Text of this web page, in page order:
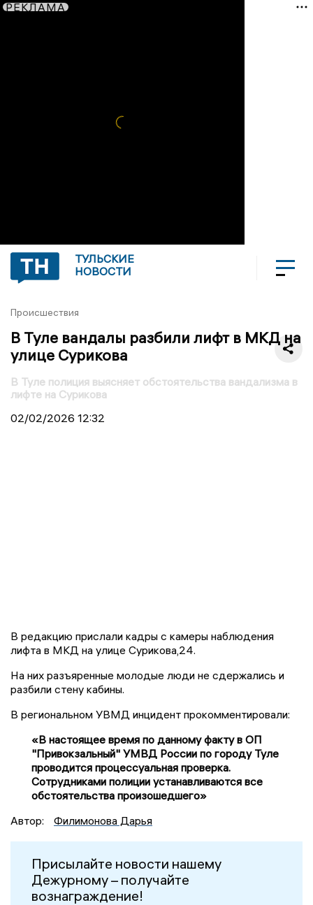
РЕКЛАМА
ТУЛЬСКИЕ
НОВОСТИ
Происшествия
В Туле вандалы разбили лифт в МКД на
улице Сурикова
В Туле полиция выясняет обстоятельства вандализма в
лифте на Сурикова
02/02/2026 12:32
В редакцию прислали кадры с камеры наблюдения
лифта в МКД на улице Сурикова,24.
На них разъяренные молодые люди не сдержались и
разбили стену кабины.
В региональном УВМД инцидент прокомментировали:
«В настоящее время по данному факту в ОП
"Привокзальный" УМВД России по городу Туле
проводится процессуальная проверка.
Сотрудниками полиции устанавливаются все
обстоятельства произошедшего»
Автор:
Филимонова Дарья
Присылайте новости нашему
Дежурному – получайте
вознаграждение!